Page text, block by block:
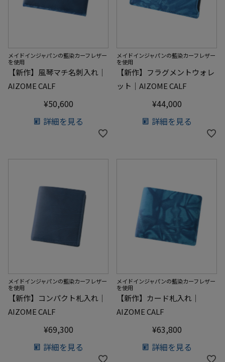
メイドインジャパンの藍染カーフレザー
を使用
【新作】風琴マチ名刺入れ｜
AIZOME CALF
¥50,600
詳細を見る
メイドインジャパンの藍染カーフレザー
を使用
【新作】フラグメントウォレ
ット｜AIZOME CALF
¥44,000
詳細を見る
メイドインジャパンの藍染カーフレザー
を使用
【新作】コンパクト札入れ｜
AIZOME CALF
¥69,300
詳細を見る
メイドインジャパンの藍染カーフレザー
を使用
【新作】カード札入れ｜
AIZOME CALF
¥63,800
詳細を見る